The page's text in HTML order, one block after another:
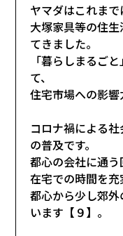
ヤマダはこれまで
大塚家具等の住
てきました。
「暮らしまるご
て、
住宅市場への影響
コロナ禍による
の普及です。
都心の会社に通う
在宅での時間を充
都心から少し郊
います【９】。